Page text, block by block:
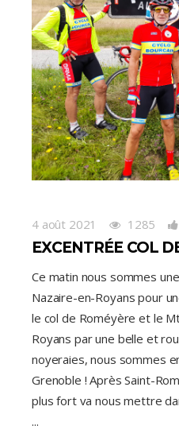
4 août 2021 1285
EXCENTRÉE COL
Ce matin nous sommes
Nazaire-en-Royans pour
le col de Roméyère et le
Royans par une belle et
noyeraies, nous sommes
Grenoble ! Après Saint-
plus fort va nous mettre